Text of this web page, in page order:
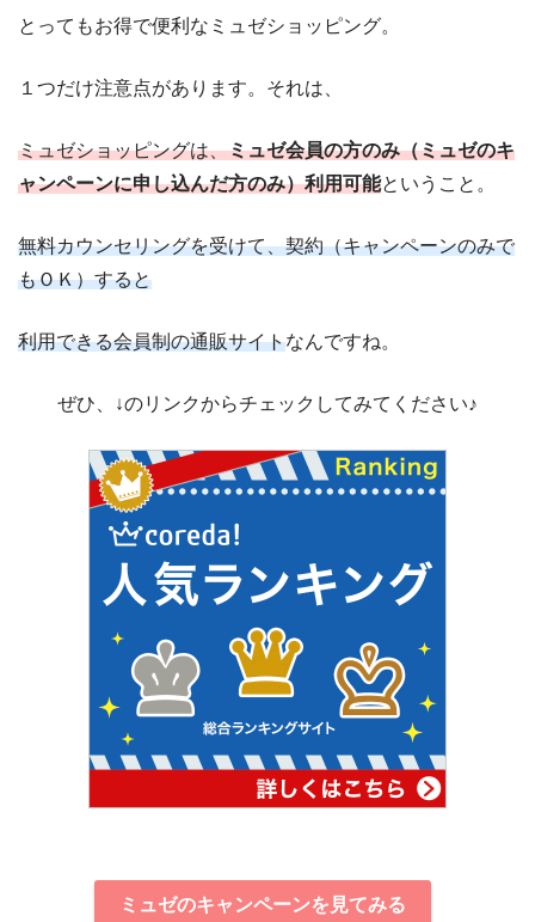
とってもお得で便利なミュゼショッピング。
１つだけ注意点があります。それは、
ミュゼショッピングは、ミュゼ会員の方のみ（ミュゼのキ
ャンペーンに申し込んだ方のみ）利用可能ということ。
無料カウンセリングを受けて、契約（キャンペーンのみで
もＯＫ）すると
利用できる会員制の通販サイトなんですね。
ぜひ、↓のリンクからチェックしてみてください♪
ミュゼのキャンペーンを見てみる